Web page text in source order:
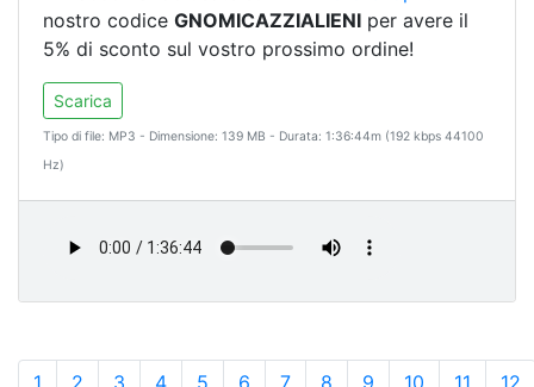
nostro codice GNOMICAZZIALIENI per avere il
5% di sconto sul vostro prossimo ordine!
Scarica
Tipo di file: MP3 - Dimensione: 139 MB - Durata: 1:36:44m (192 kbps 44100
Hz)
1 2 3 4 5 6 7 8 9 10 11 12